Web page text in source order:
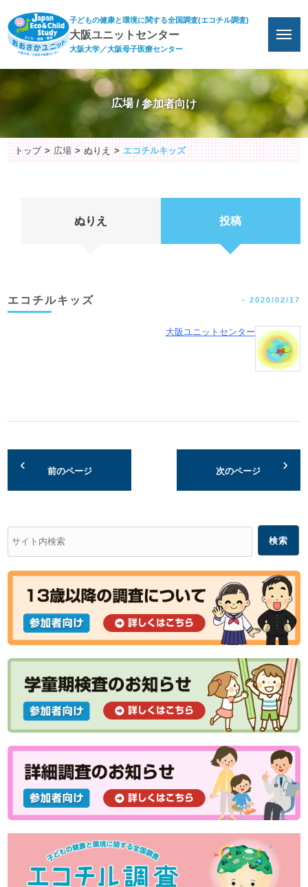
子どもの健康と環境に関する全国調査(エコチル調査)
大阪ユニットセンター
大阪大学／大阪母子医療センター
広場
トップ 広場 ぬりえ エコチルキッズ
ぬりえ 投稿
エコチルキッズ - 2020/02/17
大阪ユニットセンター
前のページ 次のページ